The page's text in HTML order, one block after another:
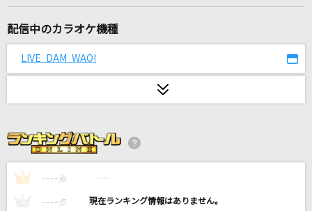
天国
Mrs. GREEN APPLE
風と町
配信中のカラオケ機種
LIVE DAM WAO!
1 ---- 点 ----
---- 点 ----